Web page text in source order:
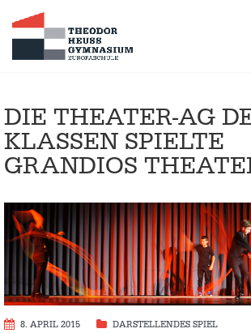
DIE THEATER-AG
KLASSEN SPIELTE
GRANDIOS
8. APRIL 2015 DARSTELLENDES SPIEL